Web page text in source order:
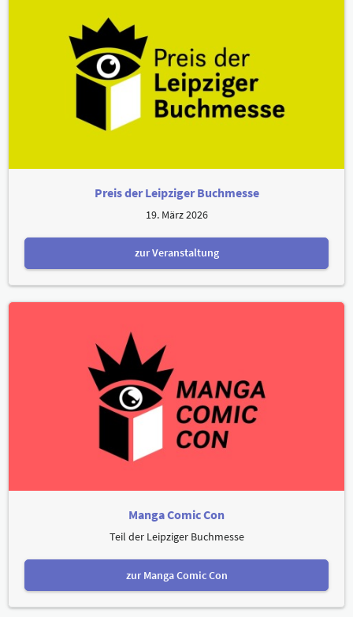
Preis der Leipziger Buchmesse
19. März 2026
zur Veranstaltung
Manga Comic Con
Teil der Leipziger Buchmesse
zur Manga Comic Con